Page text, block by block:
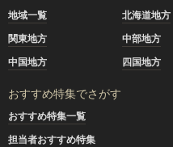
地域一覧 北海道地方
関東地方
中部地方
中国地方
四国地方
おすすめ特集でさがす
おすすめ特集一覧
担当者おすすめ特集